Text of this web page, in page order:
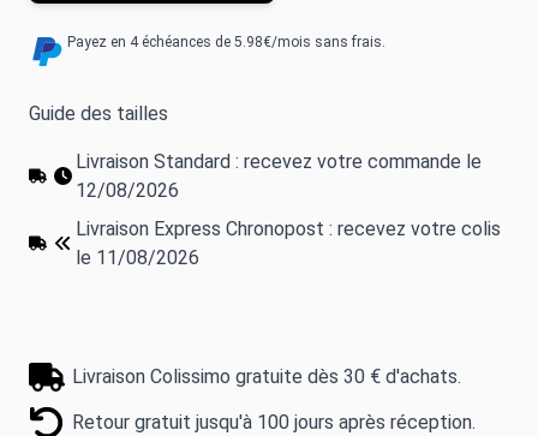
Payez en 4 échéances de 5.98€/mois sans frais.
Guide des tailles
Livraison Standard : recevez votre commande le
12/08/2026
Livraison Express Chronopost : recevez votre colis
le 11/08/2026
Livraison Colissimo gratuite dès 30 € d'achats.
Retour gratuit jusqu'à 100 jours après réception.